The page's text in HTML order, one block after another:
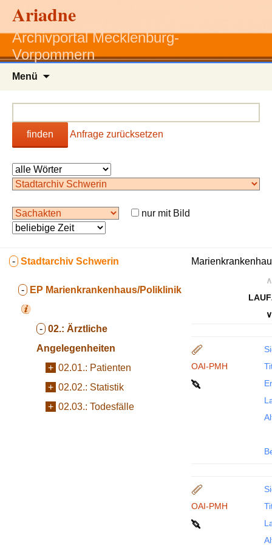
Ariadne
Archivportal Mecklenburg-
Vorpommern
Menü
finden Anfrage zurücksetzen
nur mit Bild
- Stadtarchiv Schwerin
- EP Marienkrankenhaus/Poliklinik
- 02.: Ärztliche
Angelegenheiten
+ 02.01.: Patienten
+ 02.02.: Statistik
+ 02.03.: Todesfälle
∧
∨
OAI-PMH
OAI-PMH